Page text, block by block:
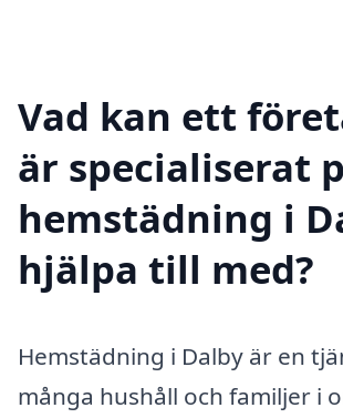
Vad kan ett
är specialiserat
hemstädning i
hjälpa till med?
Hemstädning i Dalby är en
många hushåll och familjer i